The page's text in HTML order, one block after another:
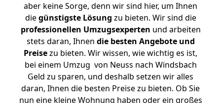
aber keine Sorge, denn wir sind hier, um Ihnen
diegünstigste Lösung zu bieten. Wir sind die
professionellen Umzugsexperten und arbeiten
stets daran, Ihnen die besten Angebote und
Preisezu bieten. Wir wissen, wie wichtig es ist,
bei einem Umzug von Neuss nach Windsbach
Geld zu sparen, und deshalb setzen wir alles
daran, Ihnen die besten Preise zu bieten. Ob Sie
nun eine kleine Wohnung haben oder ein großes